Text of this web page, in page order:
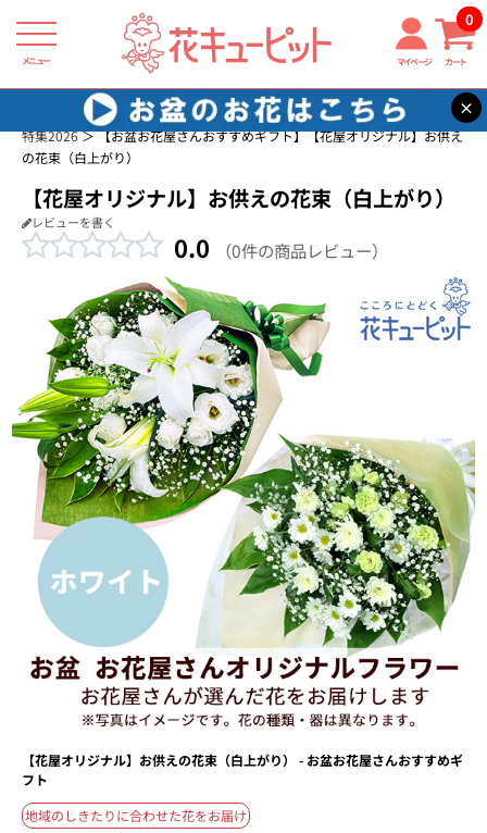
メニュー マイページ カート
0
×
花キューピット お供え花・お悔み花 商品一覧
お盆 花（新盆・初盆）
特集2026
【お盆お花屋さんおすすめギフト】【花屋オリジナル】お供え
の花束（白上がり）
【花屋オリジナル】お供えの花束（白上がり）
レビューを書く
0.0 （0件の商品レビュー）
【花屋オリジナル】お供えの花束（白上がり） - お盆お花屋さんおすすめギ
フト
地域のしきたりに合わせた花をお届け